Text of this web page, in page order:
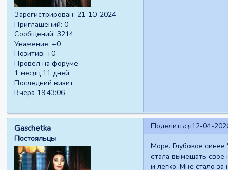
Зарегистрирован: 21-10-2024
Приглашений: 0
Сообщений: 3214
Уважение: +0
Позитив: +0
Провел на форуме:
1 месяц 11 дней
Последний визит:
Вчера 19:43:06
Поделиться12-04-
Gaschetka
Постояльцы
Море. Глубокое
стала вымещать своё
и легко. Мне стало за